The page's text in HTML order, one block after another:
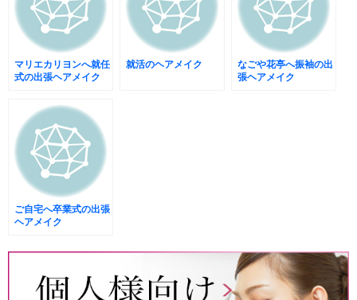
マリエカリヨンへ就任
式の出張ヘアメイク
就活のヘアメイク
なごや花亭へ振袖の出
張ヘアメイク
ご自宅へ卒業式の出張
ヘアメイク